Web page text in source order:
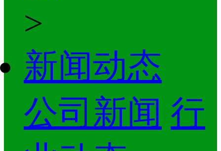
>
新闻动态
公司新闻 行